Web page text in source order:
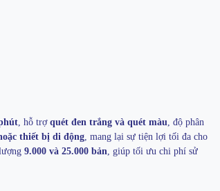
, hỗ trợ quét đen trắng và quét màu, độ phân
thiết bị di động, mang lại sự tiện lợi tối đa cho
9.000 và 25.000 bản, giúp tối ưu chi phí sử